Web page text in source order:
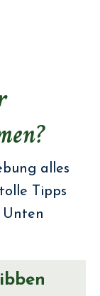
alles
Tipps